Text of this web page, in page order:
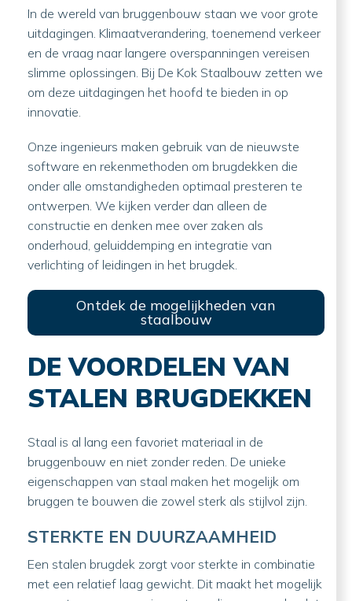
In de wereld van bruggenbouw staan we voor grote
uitdagingen. Klimaatverandering, toenemend verkeer
en de vraag naar langere overspanningen vereisen
slimme oplossingen. Bij De Kok Staalbouw zetten we
om deze uitdagingen het hoofd te bieden in op
innovatie.
Onze ingenieurs maken gebruik van de nieuwste
software en rekenmethoden om brugdekken die
onder alle omstandigheden optimaal presteren te
ontwerpen. We kijken verder dan alleen de
constructie en denken mee over zaken als
onderhoud, geluiddemping en integratie van
verlichting of leidingen in het brugdek.
Ontdek de mogelijkheden van
staalbouw
DE VOORDELEN VAN
STALEN BRUGDEKKEN
Staal is al lang een favoriet materiaal in de
bruggenbouw en niet zonder reden. De unieke
eigenschappen van staal maken het mogelijk om
bruggen te bouwen die zowel sterk als stijlvol zijn.
STERKTE EN DUURZAAMHEID
Een stalen brugdek zorgt voor sterkte in combinatie
met een relatief laag gewicht. Dit maakt het mogelijk